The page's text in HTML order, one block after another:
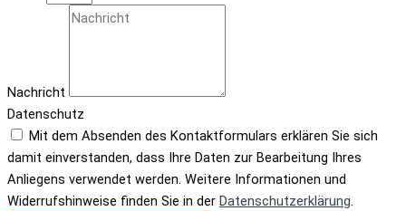
Nachricht
Datenschutz
Mit dem Absenden des Kontaktformulars erklären Sie sich
damit einverstanden, dass Ihre Daten zur Bearbeitung Ihres
Anliegens verwendet werden. Weitere Informationen und
Widerrufshinweise finden Sie in der Datenschutzerklärung.